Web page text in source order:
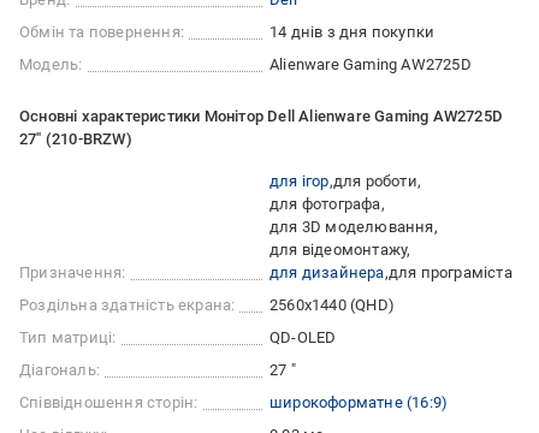
Обмін та повернення:
14 днів з дня покупки
Модель:
Alienware Gaming AW2725D
Основні характеристики Монітор Dell Alienware Gaming AW2725D
27" (210-BRZW)
Призначення:
для ігор для роботи
для фотографа
для 3D моделювання
для відеомонтажу
для дизайнера для програміста
Роздільна здатність екрана:
2560x1440 (QHD)
Тип матриці:
QD-OLED
Діагональ:
27 "
Співвідношення сторін:
широкоформатне (16:9)